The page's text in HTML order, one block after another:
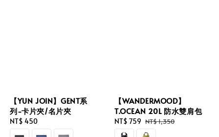
【YUN JOIN】GENT系
列-卡片夾/名片夾
Regular
price
NT$ 450
【WANDERMOOD】
T.OCEAN 20L 防水雙肩包
Sale
price
NT$ 759 Regular
price
NT$ 1,350